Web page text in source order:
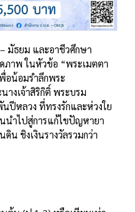
มัธยม และอาชีวศึกษา
ภาพ ในหัวข้อ “พระเมตตา
อน้อมรำลึกพระ
งเจ้าสิริกิติ์ พระบรม
ปีหลวง ที่ทรงรักและห่วงใย
ำไปสู่การแก้ไขปัญหายา
น ชิงเงินรางวัลรวมกว่า